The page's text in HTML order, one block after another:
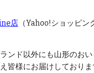
店（Yahoo!ショッピン
ンド以外にも山形のお
皆様にお届けしておりま